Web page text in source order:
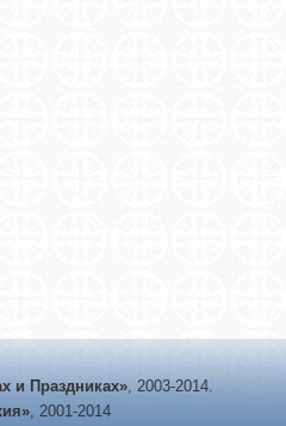
и Праздниках», 2003-2014.
, 2001-2014